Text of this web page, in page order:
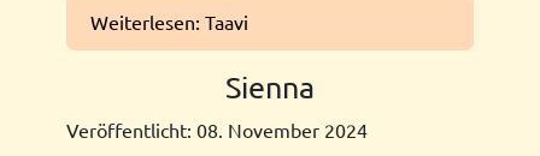
Weiterlesen: Taavi
Sienna
Veröffentlicht: 08. November 2024